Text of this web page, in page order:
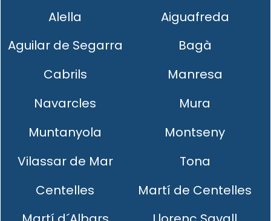
Alella
Aiguafreda
Aguilar de Segarra
Bagà
Cabrils
Manresa
Navarcles
Mura
Muntanyola
Montseny
Vilassar de Mar
Tona
Centelles
Martí de Centelles